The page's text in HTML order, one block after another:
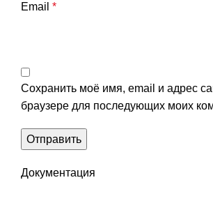
Email *
Сохранить моё имя, email и адрес
браузере для последующих моих
Документация